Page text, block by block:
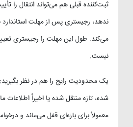
ثبت‌کننده قبلی هم می‌تواند انتقال را
ندهد، رجیستری پس از مهلت استاندارد
می‌کند. طول این مهلت را رجیستری
نیست.
یک محدودیت رایج را هم در نظر
شده، تازه منتقل شده یا اخیراً اطلاعات
معمولاً برای بازه‌ای قفل می‌ماند و